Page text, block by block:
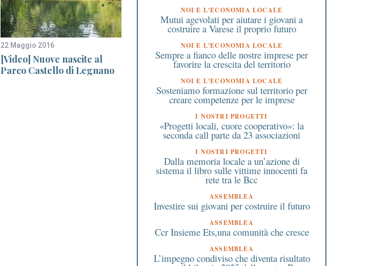
22 Maggio 2016
[Video] Nuove nascite al
Parco Castello di Legnano
14 Aprile 2019
A Busto Garolfo il mondo
dell’impresa fa rete per i
neolaureati
11 Aprile 2017
Gallarate: le
sulla città sono in un
per i cellulari
NOI E L'ECONOMIA LOCALE
Mutui agevolati per aiutare i giovani a
costruire a Varese il proprio futuro
NOI E L'ECONOMIA LOCALE
Sempre a fianco delle nostre imprese per
favorire la crescita del territorio
NOI E L'ECONOMIA LOCALE
Sosteniamo formazione sul territorio per
creare competenze per le imprese
I NOSTRI PROGETTI
«Progetti locali, cuore cooperativo»: la
seconda call parte da 23 associazioni
I NOSTRI PROGETTI
Dalla memoria locale a un’azione di
sistema il libro sulle vittime innocenti fa
rete tra le Bcc
ASSEMBLEA
Investire sui giovani per costruire il futuro
ASSEMBLEA
Ccr Insieme Ets,una comunità che cresce
ASSEMBLEA
L’impegno condiviso che diventa risultato